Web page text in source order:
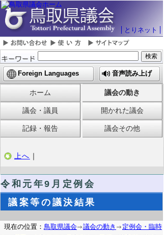
とりネット
Foreign Languages 音声読み上げ
ホーム 議会の動き
議会・議員 開かれた議会
記録・報告 議会その他
上へ ｜
令和元年9月定例会
議案等の議決結果
現在の位置： 鳥取県議会 議会の動き
定例会・臨時